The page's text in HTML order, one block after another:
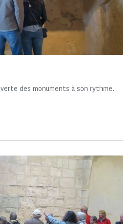
des monuments à son rythme.